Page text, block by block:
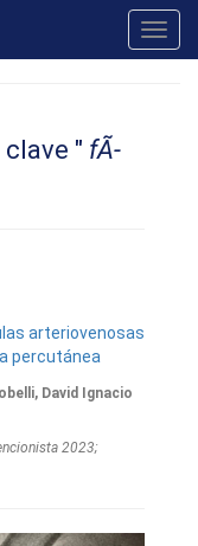
" fÃ­
arteriovenosas
percutánea
David Ignacio
2023;